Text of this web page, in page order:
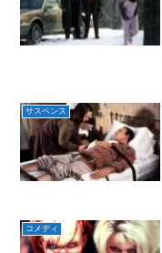
サスペンス
コメディ